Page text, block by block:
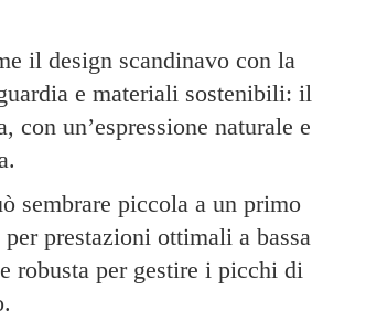
il design scandinavo con la
e materiali sostenibili: il
con un’espressione naturale e
sembrare piccola a un primo
prestazioni ottimali a bassa
robusta per gestire i picchi di